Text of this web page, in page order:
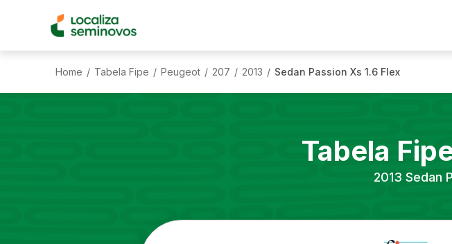
Home / Tabela Fipe / Peugeot / 207 / 2013 / Sedan Passion Xs 1.6 Flex
Tabela
2013 Sedan